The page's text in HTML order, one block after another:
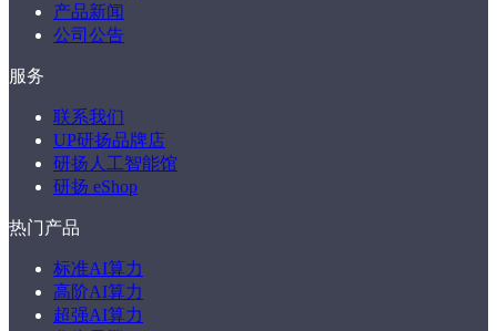
产品新闻
公司公告
服务
联系我们
UP研扬品牌店
研扬人工智能馆
研扬 eShop
热门产品
标准AI算力
高阶AI算力
超强AI算力